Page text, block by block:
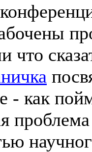
что
- как